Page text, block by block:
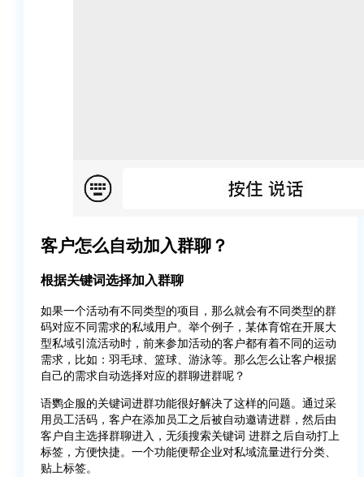
客户怎么自动加入群聊？
根据关键词选择加入群聊
如果一个活动有不同类型的项目，那么就会有不同类型的群
码对应不同需求的私域用户。举个例子，某体育馆在开展大
型私域引流活动时，前来参加活动的客户都有着不同的运动
需求，比如：羽毛球、篮球、游泳等。那么怎么让客户根据
自己的需求自动选择对应的群聊进群呢？
语鹦企服的关键词进群功能很好解决了这样的问题。通过采
用员工活码，客户在添加员工之后被自动邀请进群，然后由
客户自主选择群聊进入，无须搜索关键词 进群之后自动打上
标签，方便快捷。一个功能便帮企业对私域流量进行分类、
贴上标签。